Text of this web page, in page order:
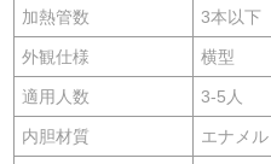
加熱管数 3本以下
外観仕様 横型
適用人数 3-5人
内胆材質 エナメル